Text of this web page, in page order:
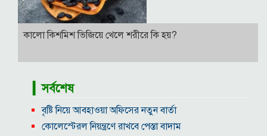
কালো কিশমিশ ভিজিয়ে খেলে শরীরে কি হয়?
▎সর্বশেষ
বৃষ্টি নিয়ে আবহাওয়া অফিসের নতুন বার্তা
কোলেস্টেরল নিয়ন্ত্রণে রাখবে পেস্তা বাদাম